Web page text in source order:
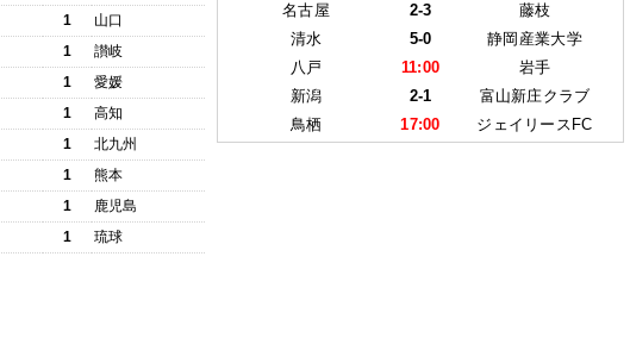
1
山口
1
讃岐
1
愛媛
1
高知
1
北九州
1
熊本
1
鹿児島
1 琉球
名古屋
2-3
藤枝
清水
5-0
静岡産業大学
八戸
11:00
岩手
新潟
2-1
富山新庄クラブ
鳥栖
17:00 ジェイリースFC